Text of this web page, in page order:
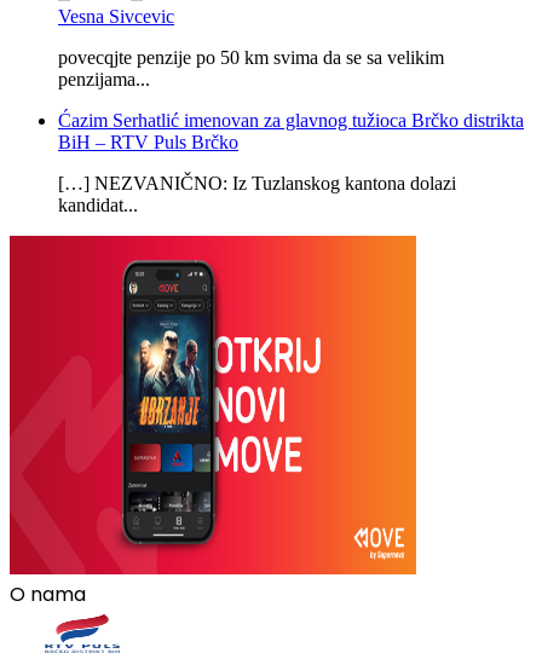
Vesna Sivcevic
povecqjte penzije po 50 km svima da se sa velikim
penzijama...
Ćazim Serhatlić imenovan za glavnog tužioca Brčko distrikta
BiH – RTV Puls Brčko
[…] NEZVANIČNO: Iz Tuzlanskog kantona dolazi
kandidat...
O nama